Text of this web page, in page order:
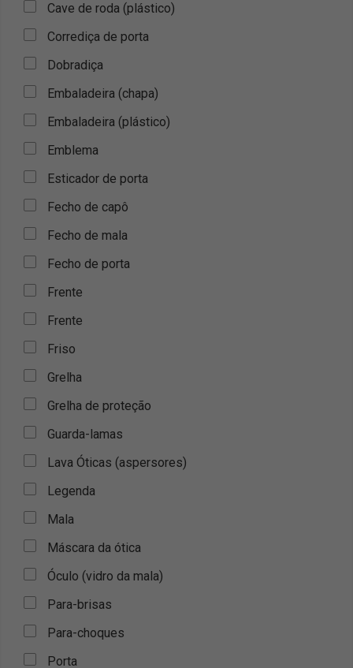
Cave de roda (plástico)
Corrediça de porta
Dobradiça
Embaladeira (chapa)
Embaladeira (plástico)
Emblema
Esticador de porta
Fecho de capô
Fecho de mala
Fecho de porta
Frente
Frente
Friso
Grelha
Grelha de proteção
Guarda-lamas
Lava Óticas (aspersores)
Legenda
Mala
Máscara da ótica
Óculo (vidro da mala)
Para-brisas
Para-choques
Porta